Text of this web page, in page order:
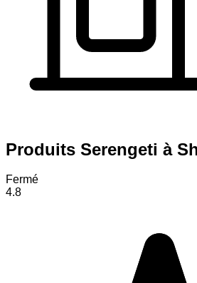
Produits Serengeti à
Fermé
4.8